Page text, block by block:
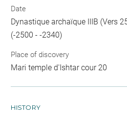
Date
Dynastique archaïque IIIB (Vers
(-2500 - -2340)
Place of discovery
Mari temple d'Ishtar cour 20
HISTORY